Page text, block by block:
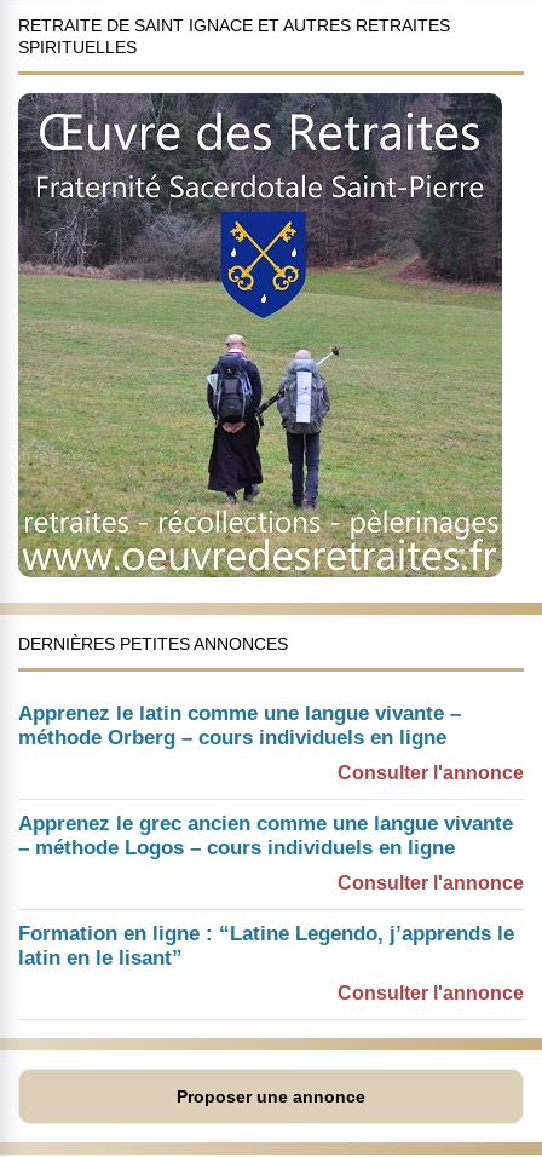
RETRAITE DE SAINT IGNACE ET AUTRES RETRAITES
SPIRITUELLES
DERNIÈRES PETITES ANNONCES
Apprenez le latin comme une langue vivante –
méthode Orberg – cours individuels en ligne
Consulter l'annonce
Apprenez le grec ancien comme une langue vivante
– méthode Logos – cours individuels en ligne
Consulter l'annonce
Formation en ligne : “Latine Legendo, j’apprends le
latin en le lisant”
Consulter l'annonce
Proposer une annonce